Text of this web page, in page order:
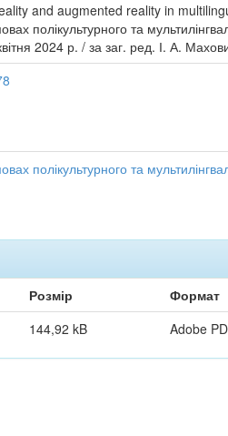
and augmented reality in
полікультурного та
2024 р. / за заг. ред. І. А.
полікультурного та
Розмір
Формат
144,92 kB Adobe